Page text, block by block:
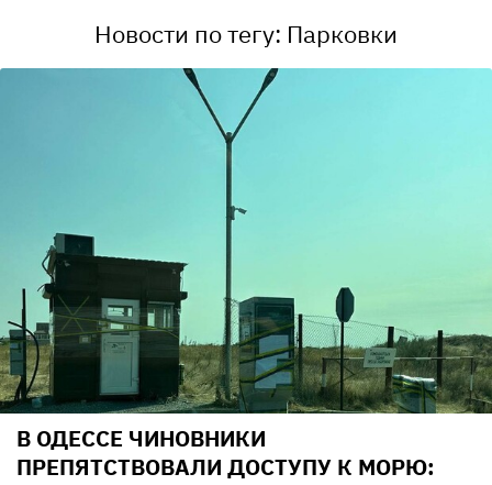
Новости по тегу: Парковки
В ОДЕССЕ ЧИНОВНИКИ
ПРЕПЯТСТВОВАЛИ ДОСТУПУ К МОРЮ: